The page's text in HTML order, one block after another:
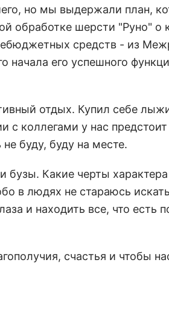
но мы выдержали план,
обработке шерсти "Руно" о
средств - из
его успешного
отдых. Купил себе
с коллегами у нас
буду, буду на месте.
бузы. Какие черты характера
в людях не стараюсь
и находить все, что есть
счастья и чтобы